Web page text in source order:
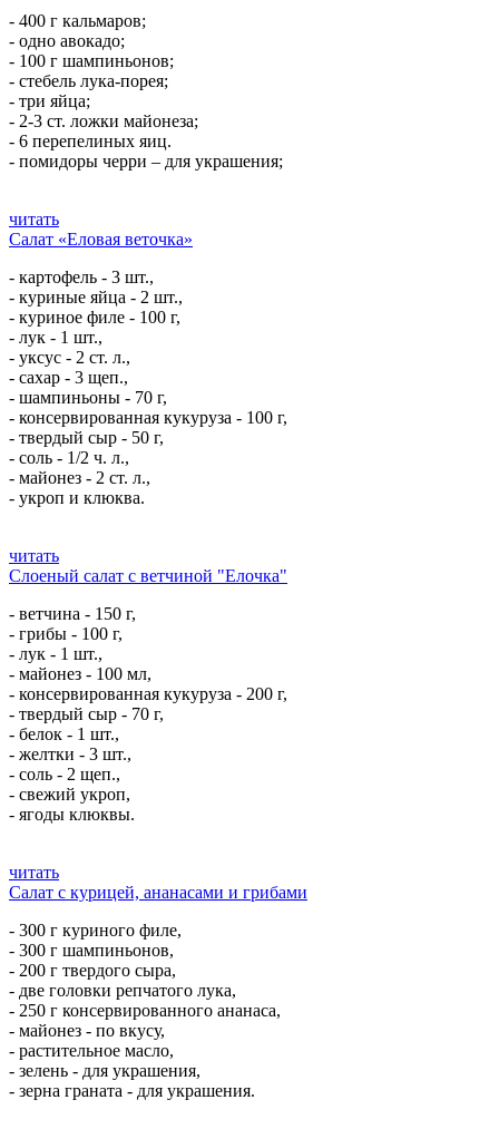
- 400 г кальмаров;
- одно авокадо;
- 100 г шампиньонов;
- стебель лука-порея;
- три яйца;
- 2-3 ст. ложки майонеза;
- 6 перепелиных яиц.
- помидоры черри – для украшения;
читать
Салат «Еловая веточка»
- картофель - 3 шт.,
- куриные яйца - 2 шт.,
- куриное филе - 100 г,
- лук - 1 шт.,
- уксус - 2 ст. л.,
- сахар - 3 щеп.,
- шампиньоны - 70 г,
- консервированная кукуруза - 100 г,
- твердый сыр - 50 г,
- соль - 1/2 ч. л.,
- майонез - 2 ст. л.,
- укроп и клюква.
читать
Слоеный салат с ветчиной "Елочка"
- ветчина - 150 г,
- грибы - 100 г,
- лук - 1 шт.,
- майонез - 100 мл,
- консервированная кукуруза - 200 г,
- твердый сыр - 70 г,
- белок - 1 шт.,
- желтки - 3 шт.,
- соль - 2 щеп.,
- свежий укроп,
- ягоды клюквы.
читать
Салат с курицей, ананасами и грибами
- 300 г куриного филе,
- 300 г шампиньонов,
- 200 г твердого сыра,
- две головки репчатого лука,
- 250 г консервированного ананаса,
- майонез - по вкусу,
- растительное масло,
- зелень - для украшения,
- зерна граната - для украшения.